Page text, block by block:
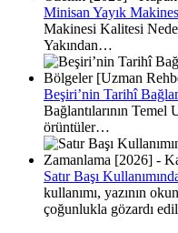
Minisan Yayık
Makinesi Kalitesi
Yakından…
Beşiri’nin Tarihî
Bağlantılarının Temel
örüntüler…
Satır Başı
kullanımı, yazının
çoğunlukla gözardı